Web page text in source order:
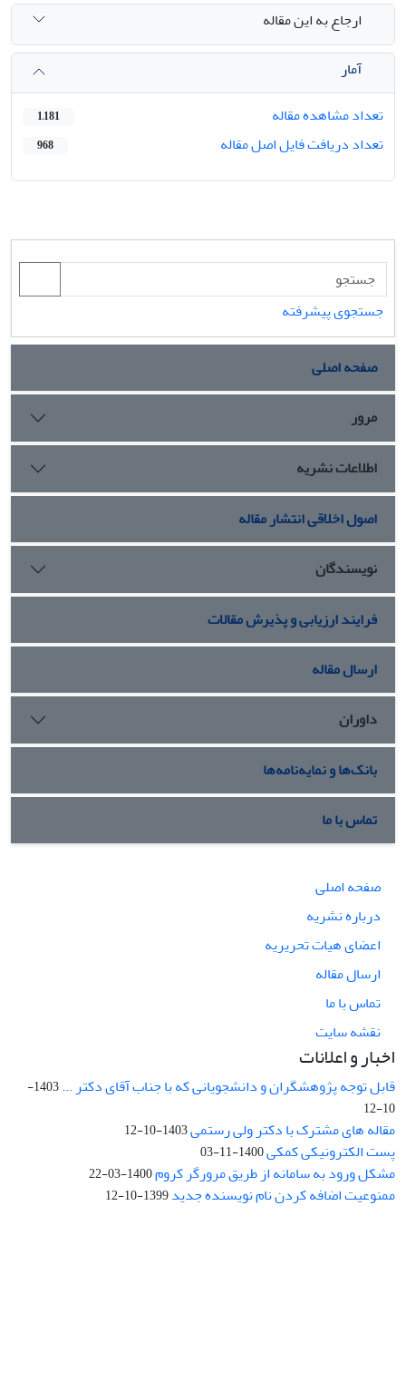
ارجاع به این مقاله
آمار
تعداد مشاهده مقاله
1,181
تعداد دریافت فایل اصل مقاله 968
جستجوی پیشرفته
صفحه اصلی
مرور
اطلاعات نشریه
اصول اخلاقی انتشار مقاله
نویسندگان
فرایند ارزیابی و پذیرش مقالات
ارسال مقاله
داوران
بانک‌ها و نمایه‌نامه‌ها
تماس با ما
صفحه اصلی
درباره نشریه
اعضای هیات تحریریه
ارسال مقاله
تماس با ما
نقشه سایت
اخبار و اعلانات
قابل توجه پژوهشگران و دانشجویانی که با جناب آقای دکتر ...
1403-
10-12
مقاله های مشترک با دکتر ولی رستمی1403-10-12
پست الکترونیکی کمکی1400-11-03
مشکل ورود به سامانه از طریق مرورگر کروم1400-03-22
ممنوعیت اضافه کردن نام نویسنده جدید1399-10-12